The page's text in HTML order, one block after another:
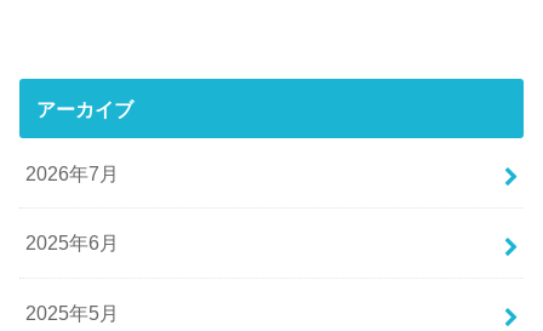
アーカイブ
2026年7月
2025年6月
2025年5月